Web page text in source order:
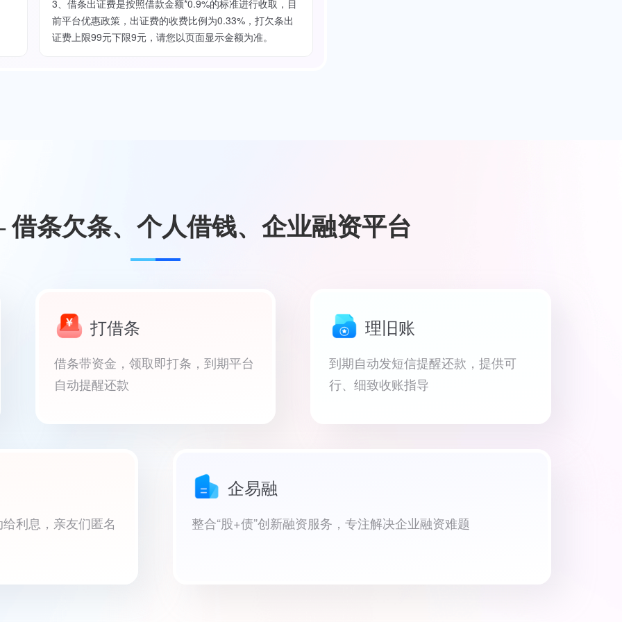
3、借条出证费是按照借款金额*0.9%的标准进行收取，目
前平台优惠政策，出证费的收费比例为0.33%，打欠条出
证费上限99元下限9元，请您以页面显示金额为准。
条欠条、个人借钱、企业融资平台
打借条
借条带资金，领取即打条，到期平台
自动提醒还款
理旧账
到期自动发短信提醒还款，提供可
行、细致收账指导
利息，亲友们匿名
企易融
整合“股+债”创新融资服务，专注解决企业融资难题